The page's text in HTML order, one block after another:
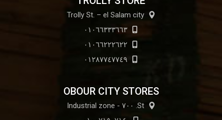
Trolly St. – el Salam city
٠١٠٦٦٣٣٣٦٦٣
٠١٠٦٦٢٢٢٦٢٢
٠١٢٨٧٧٤٧٧٤٩
OBOUR CITY STORES
St. ٧٠٠ - Industrial zone